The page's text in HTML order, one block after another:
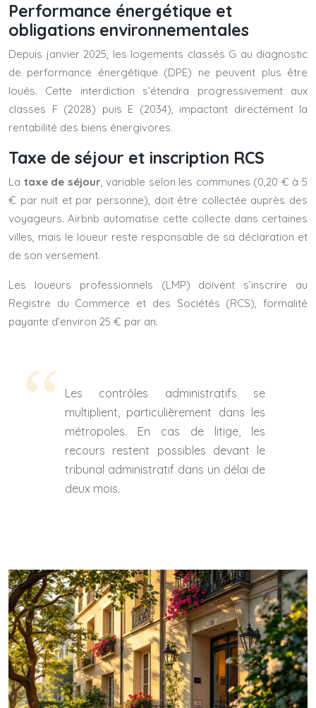
Performance énergétique et
obligations environnementales
Depuis janvier 2025, les logements classés G au diagnostic
de performance énergétique (DPE) ne peuvent plus être
loués. Cette interdiction s’étendra progressivement aux
classes F (2028) puis E (2034), impactant directement la
rentabilité des biens énergivores.
Taxe de séjour et inscription RCS
La taxe de séjour, variable selon les communes (0,20 € à 5
€ par nuit et par personne), doit être collectée auprès des
voyageurs. Airbnb automatise cette collecte dans certaines
villes, mais le loueur reste responsable de sa déclaration et
de son versement.
Les loueurs professionnels (LMP) doivent s’inscrire au
Registre du Commerce et des Sociétés (RCS), formalité
payante d’environ 25 € par an.
Les contrôles administratifs se
multiplient, particulièrement dans les
métropoles. En cas de litige, les
recours restent possibles devant le
tribunal administratif dans un délai de
deux mois.